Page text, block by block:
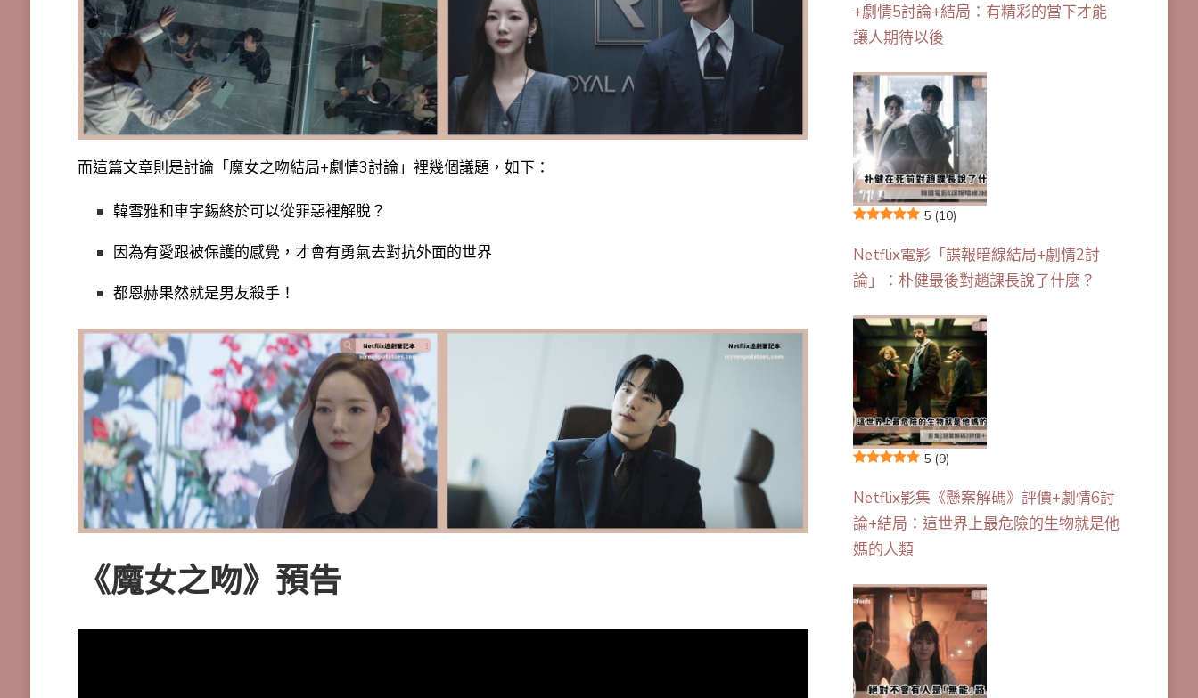
而這篇文章則是討論「魔女之吻結局+劇情3討論」裡幾個議題，如下：
韓雪雅和車宇錫終於可以從罪惡裡解脫？
因為有愛跟被保護的感覺，才會有勇氣去對抗外面的世界
都恩赫果然就是男友殺手！
《魔女之吻》預告
+劇情5討論+結局：有精彩的當下才能
讓人期待以後
5 (10)
Netflix電影「諜報暗線結局+劇情2討
論」：朴健最後對趙課長說了什麼？
5 (9)
Netflix影集《懸案解碼》評價+劇情6討
論+結局：這世界上最危險的生物就是他
媽的人類